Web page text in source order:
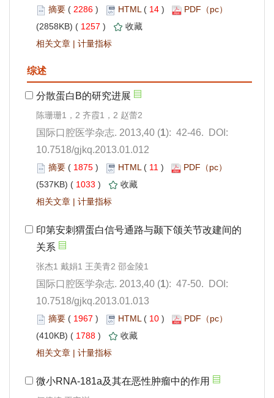
2286 ) 14 )
1257 )
|
): 42-46. DOI:
10.7518/gjkq.2013.01.012
1875 ) 11 )
1033 )
|
): 47-50. DOI:
10.7518/gjkq.2013.01.013
1967 ) 10 )
1788 )
|